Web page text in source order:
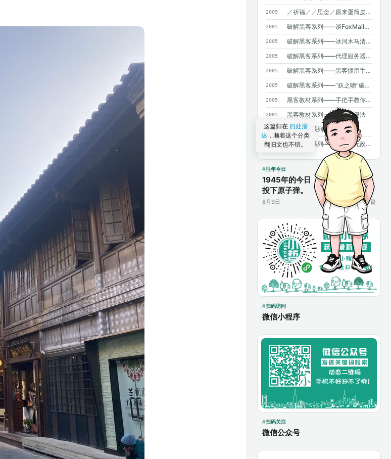
2009 ／祈福／／思念／原来蛋筒皮能吃呀~
2005 破解黑客系列——谈FoxMail和OICQ泄密
2005 破解黑客系列——冰河木马清除法
2005 破解黑客系列——代理服务器藏IP（高手免看）
2005 破解黑客系列——黑客惯用手法揭密
2005 破解黑客系列——“妖之吻”破解法二则
2005 黑客教材系列——手把手教你NT入侵
2005 黑客教材系列——口令入侵法
2005 黑客教材系列——密码知识
2005 黑客教材系列——BBS的无敌杀手
往年今日
1945年的今日，美国在日本长崎
投下原子弹。
8月9日 17篇
扫码访问
微信小程序
扫码关注
微信公众号
这篇归在 四处溜
达 ，顺着这个分类
翻旧文也不错。